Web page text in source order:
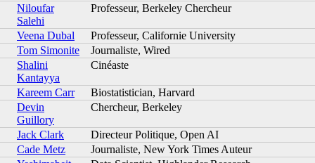
Niloufar
Salehi
Professeur, Berkeley Chercheur
Veena Dubal
Professeur, Californie University
Tom Simonite
Journaliste, Wired
Shalini
Kantayya
Cinéaste
Kareem Carr
Biostatistician, Harvard
Devin
Guillory
Chercheur, Berkeley
Jack Clark
Directeur Politique, Open AI
Cade Metz
Journaliste, New York Times Auteur